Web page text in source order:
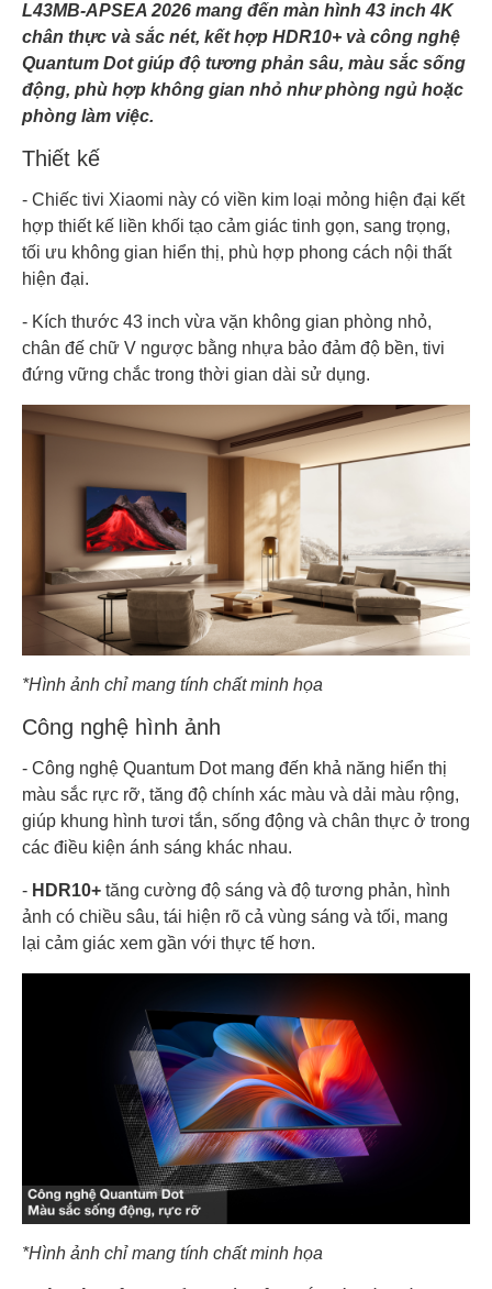
L43MB‑APSEA 2026 mang đến màn hình 43 inch 4K
chân thực và sắc nét, kết hợp HDR10+ và công nghệ
Quantum Dot giúp độ tương phản sâu, màu sắc sống
động, phù hợp không gian nhỏ như phòng ngủ hoặc
phòng làm việc.
Thiết kế
- Chiếc tivi Xiaomi này có viền kim loại mỏng hiện đại kết
hợp thiết kế liền khối tạo cảm giác tinh gọn, sang trọng,
tối ưu không gian hiển thị, phù hợp phong cách nội thất
hiện đại.
- Kích thước 43 inch vừa vặn không gian phòng nhỏ,
chân đế chữ V ngược bằng nhựa bảo đảm độ bền, tivi
đứng vững chắc trong thời gian dài sử dụng.
*Hình ảnh chỉ mang tính chất minh họa
Công nghệ hình ảnh
- Công nghệ Quantum Dot mang đến khả năng hiển thị
màu sắc rực rỡ, tăng độ chính xác màu và dải màu rộng,
giúp khung hình tươi tắn, sống động và chân thực ở trong
các điều kiện ánh sáng khác nhau.
- HDR10+ tăng cường độ sáng và độ tương phản, hình
ảnh có chiều sâu, tái hiện rõ cả vùng sáng và tối, mang
lại cảm giác xem gần với thực tế hơn.
*Hình ảnh chỉ mang tính chất minh họa